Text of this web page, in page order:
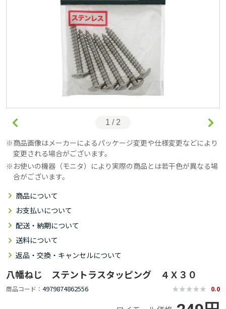
1 / 2
商品画像はメーカーによるパッケージ変更や仕様変更などにより
変更される場合がございます。
お使いの機器（モニタ）により実際の商品とは若干色が異なる場
合がございます。
商品について
お支払いについて
配送・納期について
送料について
返品・交換・キャンセルについて
八幡ねじ ステントラスタッピング ４Ｘ３０
商品コード 4979874862556 0.0